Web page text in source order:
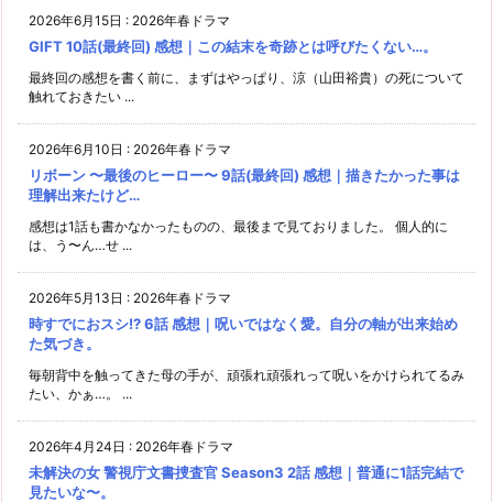
2026年6月15日 : 2026年春ドラマ
GIFT 10話(最終回) 感想｜この結末を奇跡とは呼びたくない…。
最終回の感想を書く前に、まずはやっぱり、涼（山田裕貴）の死について
触れておきたい ...
2026年6月10日 : 2026年春ドラマ
リボーン 〜最後のヒーロー〜 9話(最終回) 感想｜描きたかった事は
理解出来たけど…
感想は1話も書かなかったものの、最後まで見ておりました。 個人的に
は、う〜ん…せ ...
2026年5月13日 : 2026年春ドラマ
時すでにおスシ!? 6話 感想｜呪いではなく愛。自分の軸が出来始め
た気づき。
毎朝背中を触ってきた母の手が、頑張れ頑張れって呪いをかけられてるみ
たい、かぁ…。 ...
2026年4月24日 : 2026年春ドラマ
未解決の女 警視庁文書捜査官 Season3 2話 感想｜普通に1話完結で
見たいな〜。